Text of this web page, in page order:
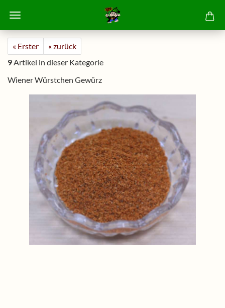
« Erster
« zurück
9Artikel in dieser Kategorie
Wiener Würstchen Gewürz